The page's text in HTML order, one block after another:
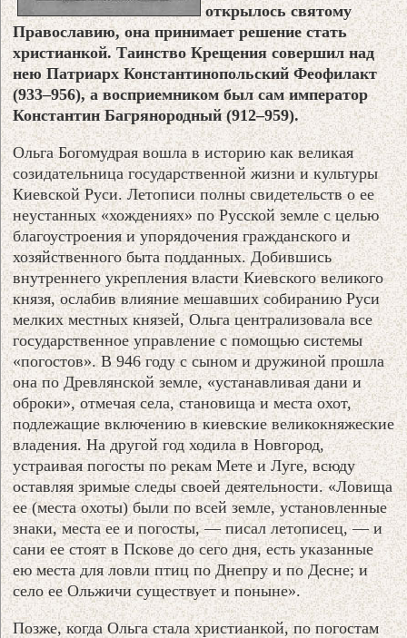
открылось святому
Православию, она принимает решение стать
христианкой. Таинство Крещения совершил над
нею Патриарх Константинопольский Феофилакт
(933–956), а восприемником был сам император
Константин Багрянородный (912–959).
Ольга Богомудрая вошла в историю как великая
созидательница государственной жизни и культуры
Киевской Руси. Летописи полны свидетельств о ее
неустанных «хождениях» по Русской земле с целью
благоустроения и упорядочения гражданского и
хозяйственного быта подданных. Добившись
внутреннего укрепления власти Киевского великого
князя, ослабив влияние мешавших собиранию Руси
мелких местных князей, Ольга централизовала все
государственное управление с помощью системы
«погостов». В 946 году с сыном и дружиной прошла
она по Древлянской земле, «устанавливая дани и
оброки», отмечая села, становища и места охот,
подлежащие включению в киевские великокняжеские
владения. На другой год ходила в Новгород,
устраивая погосты по рекам Мете и Луге, всюду
оставляя зримые следы своей деятельности. «Ловища
ее (места охоты) были по всей земле, установленные
знаки, места ее и погосты, — писал летописец, — и
сани ее стоят в Пскове до сего дня, есть указанные
ею места для ловли птиц по Днепру и по Десне; и
село ее Ольжичи существует и поныне».
Позже, когда Ольга стала христианкой, по погостам